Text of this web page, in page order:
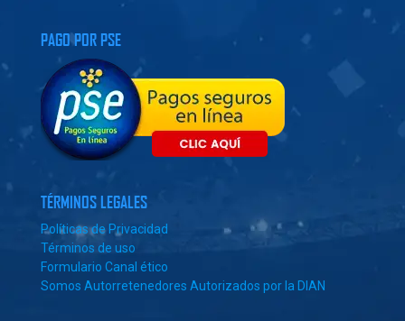
PAGO POR PSE
TÉRMINOS LEGALES
Políticas de Privacidad
Términos de uso
Formulario Canal ético
Somos Autorretenedores Autorizados por la DIAN